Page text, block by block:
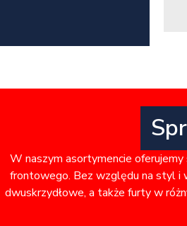
W naszym asortymencie
frontowego. Bez względu na styl i
dwuskrzydłowe, a także furty w